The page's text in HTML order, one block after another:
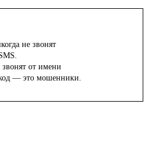
не звонят
от имени
— это мошенники.